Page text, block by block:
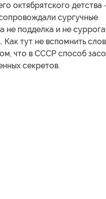
октябрятского детства
сургучные
не подделка и не
тут не вспомнить
что в СССР способ
секретов.